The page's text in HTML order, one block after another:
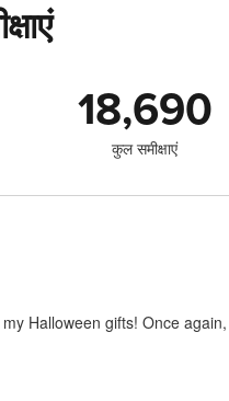
18,690
कुल समीक्षाएं
Halloween gifts! Once